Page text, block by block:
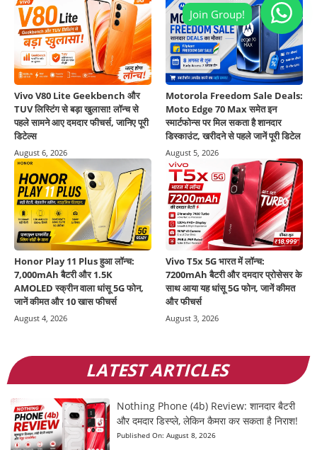
Vivo V80 Lite Geekbench और
TUV लिस्टिंग से बड़ा खुलासा! लॉन्च से
पहले सामने आए दमदार फीचर्स, जानिए पूरी
डिटेल्स
August 6, 2026
Motorola Freedom Sale Deals:
Moto Edge 70 Max समेत इन
स्मार्टफोन्स पर मिल सकता है शानदार
डिस्काउंट, खरीदने से पहले जानें पूरी डिटेल
August 5, 2026
Honor Play 11 Plus हुआ लॉन्च:
7,000mAh बैटरी और 1.5K
AMOLED स्क्रीन वाला धांसू 5G फोन,
जानें कीमत और 10 खास फीचर्स
August 4, 2026
Vivo T5x 5G भारत में लॉन्च:
7200mAh बैटरी और दमदार प्रोसेसर के
साथ आया यह धांसू 5G फोन, जानें कीमत
और फीचर्स
August 3, 2026
LATEST ARTICLES
Nothing Phone (4b) Review: शानदार बैटरी
और दमदार डिस्प्ले, लेकिन कैमरा कर सकता है निराश!
Published On: August 8, 2026